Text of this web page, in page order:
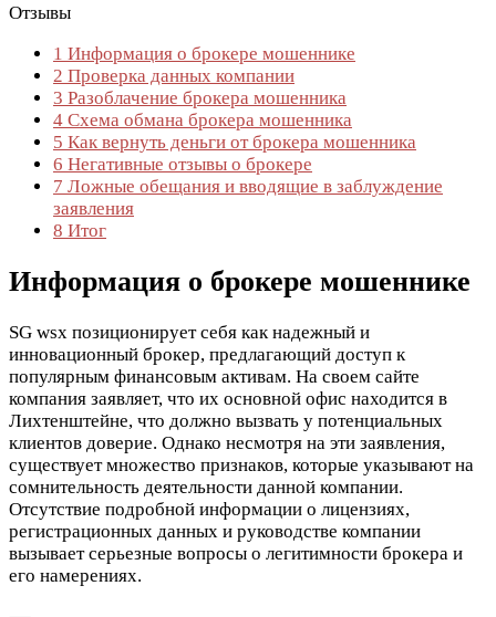
Отзывы
1 Информация о брокере мошеннике
2 Проверка данных компании
3 Разоблачение брокера мошенника
4 Схема обмана брокера мошенника
5 Как вернуть деньги от брокера мошенника
6 Негативные отзывы о брокере
7 Ложные обещания и вводящие в заблуждение
заявления
8 Итог
Информация о брокере мошеннике
SG wsx позиционирует себя как надежный и
инновационный брокер, предлагающий доступ к
популярным финансовым активам. На своем сайте
компания заявляет, что их основной офис находится в
Лихтенштейне, что должно вызвать у потенциальных
клиентов доверие. Однако несмотря на эти заявления,
существует множество признаков, которые указывают на
сомнительность деятельности данной компании.
Отсутствие подробной информации о лицензиях,
регистрационных данных и руководстве компании
вызывает серьезные вопросы о легитимности брокера и
его намерениях.